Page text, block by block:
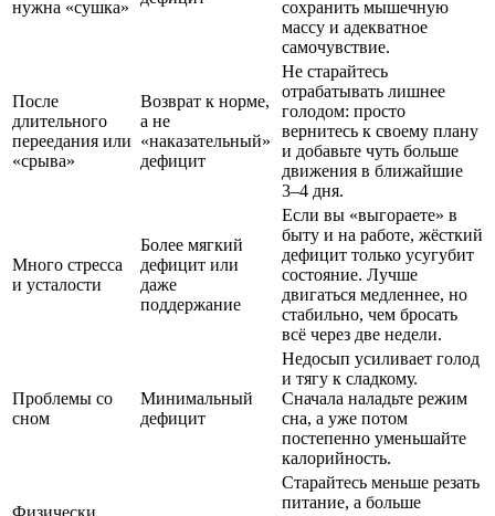
нужна «сушка»
сохранить мышечную
массу и адекватное
самочувствие.
После
длительного
переедания или
«срыва»
Возврат к норме,
а не
«наказательный»
дефицит
Не старайтесь
отрабатывать лишнее
голодом: просто
вернитесь к своему плану
и добавьте чуть больше
движения в ближайшие
3–4 дня.
Много стресса
и усталости
Более мягкий
дефицит или
даже
поддержание
Если вы «выгораете» в
быту и на работе, жёсткий
дефицит только усугубит
состояние. Лучше
двигаться медленнее, но
стабильно, чем бросать
всё через две недели.
Проблемы со
сном
Минимальный
дефицит
Недосып усиливает голод
и тягу к сладкому.
Сначала наладьте режим
сна, а уже потом
постепенно уменьшайте
калорийность.
Физически
Старайтесь меньше резать
питание, а больше